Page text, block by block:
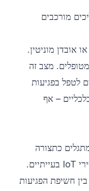
מורכבים
אובדן מוניטין.
מצב זה
לטפל בפגיעות
– אף
כתצורה
שגויה, פגיעות לא מתוקנות או מכשירי IoT בעייתיים.
חשיפת הפגיעות